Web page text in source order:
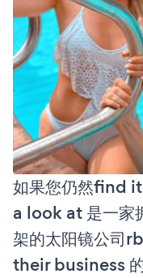
如果您仍然find
a look at 是一家
架的太阳镜公司
their business 的